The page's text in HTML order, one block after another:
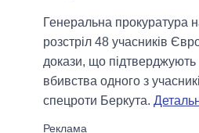
Генеральна прокуратура
розстріл 48 учасників
докази, що
вбивства одного з
спецроти Беркута.